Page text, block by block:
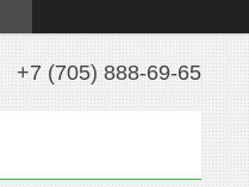
+7 (705) 888-69-65